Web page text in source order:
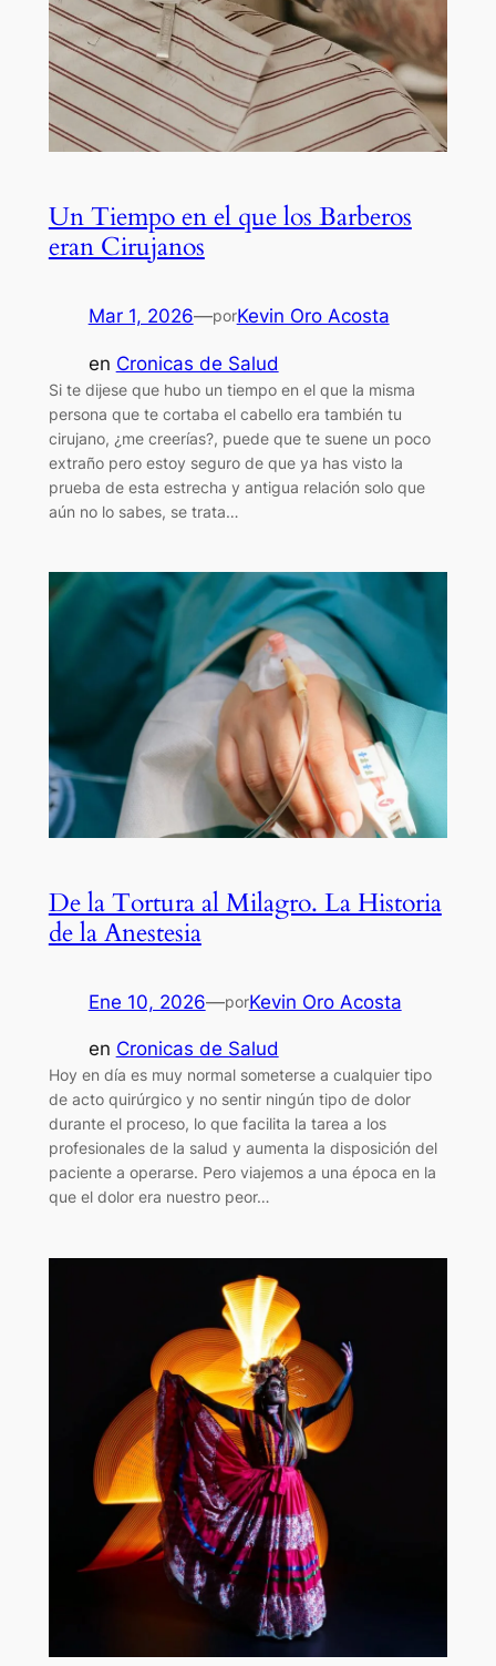
Un Tiempo en el que los Barberos
eran Cirujanos
Mar 1, 2026—porKevin Oro Acosta
en Cronicas de Salud
Si te dijese que hubo un tiempo en el que la misma
persona que te cortaba el cabello era también tu
cirujano, ¿me creerías?, puede que te suene un poco
extraño pero estoy seguro de que ya has visto la
prueba de esta estrecha y antigua relación solo que
aún no lo sabes, se trata…
De la Tortura al Milagro. La Historia
de la Anestesia
Ene 10, 2026—porKevin Oro Acosta
en Cronicas de Salud
Hoy en día es muy normal someterse a cualquier tipo
de acto quirúrgico y no sentir ningún tipo de dolor
durante el proceso, lo que facilita la tarea a los
profesionales de la salud y aumenta la disposición del
paciente a operarse. Pero viajemos a una época en la
que el dolor era nuestro peor…